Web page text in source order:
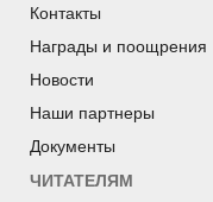
Контакты
Награды и поощрения
Новости
Наши партнеры
Документы
ЧИТАТЕЛЯМ